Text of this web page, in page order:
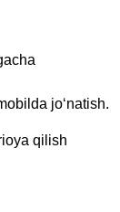
jo‘natish.
qilish